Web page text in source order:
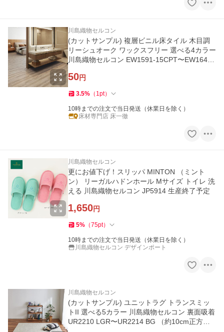
川島織物セルコン
(カットサンプル) 複層ビニル床タイル 木目調
リーシュオーク ワックスフリー 選べる4カラー
川島織物セルコン EW1591-15CPT〜EW1640-
50円
3.5% （ 1pt）
10時までの注文で当日発送（休業日を除く）
床材専門店 床一徹
川島織物セルコン
更にお値下げ！スリッパ MINTON （ミント
ン） リーガルハドンホール Mサイズ トイレ 洗
える 川島織物セルコン JP5914 生産終了予定
1,650円
5% （75pt）
10時までの注文で当日発送（休業日を除く）
川島織物セルコン デザインポート
川島織物セルコン
(カットサンプル) ユニットラグ トランスミッ
トII 選べる5カラー 川島織物セルコン 裏面吸着
UR2210 LGR〜UR2214 BG （約10cm正方